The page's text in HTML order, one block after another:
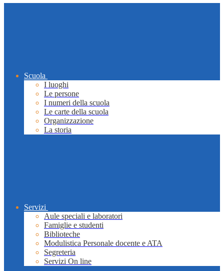
Scuola
I luoghi
Le persone
I numeri della scuola
Le carte della scuola
Organizzazione
La storia
Servizi
Aule speciali e laboratori
Famiglie e studenti
Biblioteche
Modulistica Personale docente e ATA
Segreteria
Servizi On line